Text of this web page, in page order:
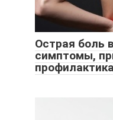
Острая боль
симптомы,